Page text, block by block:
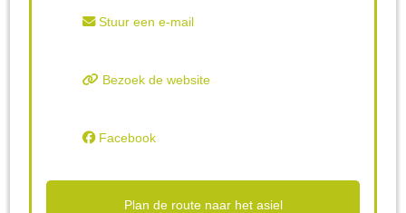
Stuur een e-mail
Bezoek de website
Facebook
Plan de route naar het asiel